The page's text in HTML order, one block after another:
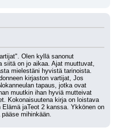
Olen kyllä sanonut
siitä on jo aikaa. Ajat muuttuvat,
mielestäni hyvistä tarinoista.
kirjaston vartijat, Jos
tapaus, jotka ovat
muutkin ihan hyviä mutteivat
Kokonaisuutena kirja on loistava
jaTeot 2 kanssa. Ykkönen on
mihinkään.